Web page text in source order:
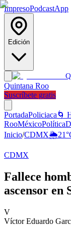
ImpresoPodcastApp
Edición
Quintana Roo
Suscríbete gratis
PortadaPoliciaca 🌀
RooMéxicoPolítica
Inicio/CDMX🌦️21
CDMX
Fallece
ascensor en
V
Víctor Eduardo